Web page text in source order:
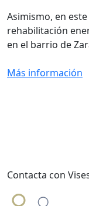
Asimismo, en
rehabilitación
en el barrio de
Más información
Contacta con